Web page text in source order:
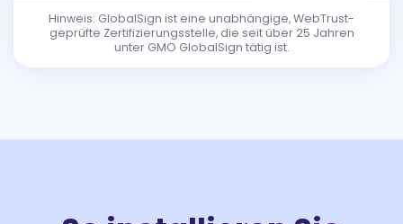
Hinweis: GlobalSign ist eine unabhängige, WebTrust-
geprüfte Zertifizierungsstelle, die seit über 25 Jahren
unter GMO GlobalSign tätig ist.